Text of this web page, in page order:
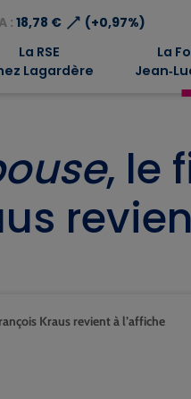
: 18,78 €⟶ (+0,97%)
La RSE
Lagardère
La
, le
Kraus revient à l’affiche